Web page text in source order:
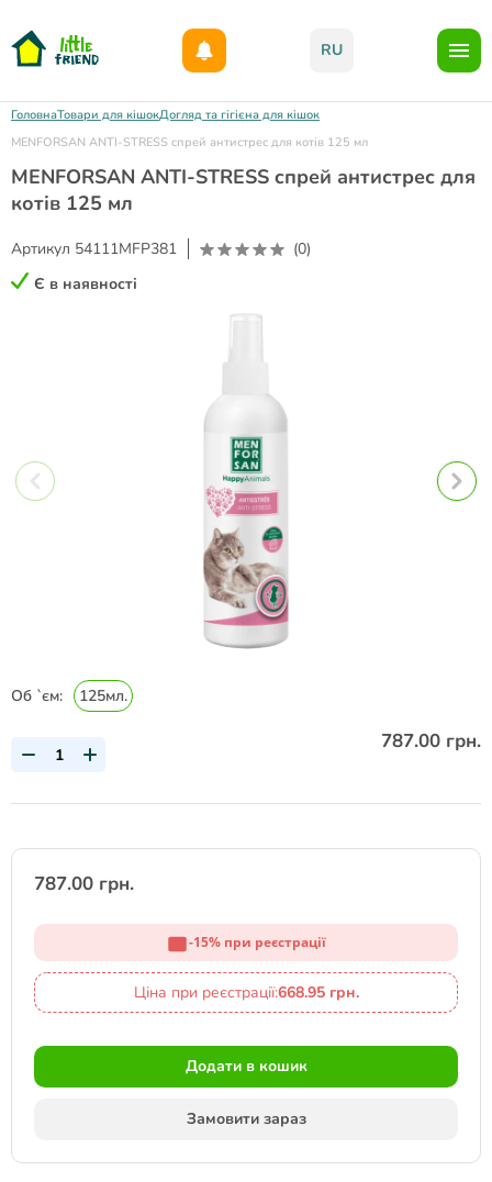
RU
ГоловнаТовари для кішокДогляд та гігієна для кішок
MENFORSAN ANTI-STRESS cпрей антистрес для котів 125 мл
MENFORSAN ANTI-STRESS cпрей антистрес для
котів 125 мл
Артикул 54111MFP381
(0)
Є в наявності
Об `єм: 125мл.
787.00 грн.
787.00 грн.
-15% при реєстрації
Ціна при реєстрації:668.95 грн.
Додати в кошик
Замовити зараз